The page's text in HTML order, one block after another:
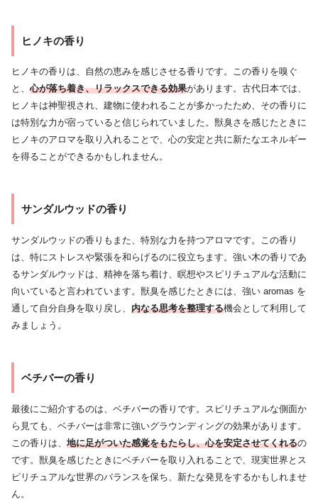
ヒノキの香り
ヒノキの香りは、自然の恵みを感じさせる香りです。この香りを嗅ぐ
と、心が落ち着き、リラックスできる効果があります。古代日本では、
ヒノキは神聖視され、建物に使われることが多かったため、その香りに
は特別な力が宿っていると信じられていました。獣臭さを感じたときに
ヒノキのアロマを取り入れることで、心の安定と共に新たなエネルギー
を得ることができるかもしれません。
サンダルウッドの香り
サンダルウッドの香りもまた、特別な力を持つアロマです。この香り
は、特にストレスや緊張を和らげるのに役立ちます。強い木の香りであ
るサンダルウッドは、精神を落ち着け、瞑想やスピリチュアルな活動に
向いていると言われています。獣臭を感じたときには、強い aromas を
通して自分自身を取り戻し、 内なる思考を整理する機会として利用して
みましょう。
ベチバーの香り
最後にご紹介するのは、ベチバーの香りです。スピリチュアルな側面か
ら見ても、ベチバーは非常に強いグラウンディングの効果があります。
この香りは、 地に足がついた感覚をもたらし、心を安定させてくれるの
です。獣臭を感じたときにベチバーを取り入れることで、現実世界とス
ピリチュアルな世界のバランスを保ち、新たな発見をするかもしれませ
ん。